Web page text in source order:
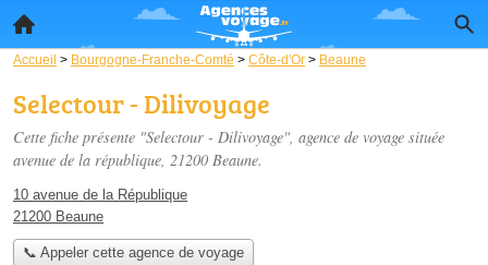
Accueil > Bourgogne-Franche-Comté > Côte-d'Or > Beaune
Selectour - Dilivoyage
Cette fiche présente "Selectour - Dilivoyage", agence de voyage située
avenue de la république, 21200 Beaune.
10 avenue de la République
21200 Beaune
📞 Appeler cette agence de voyage